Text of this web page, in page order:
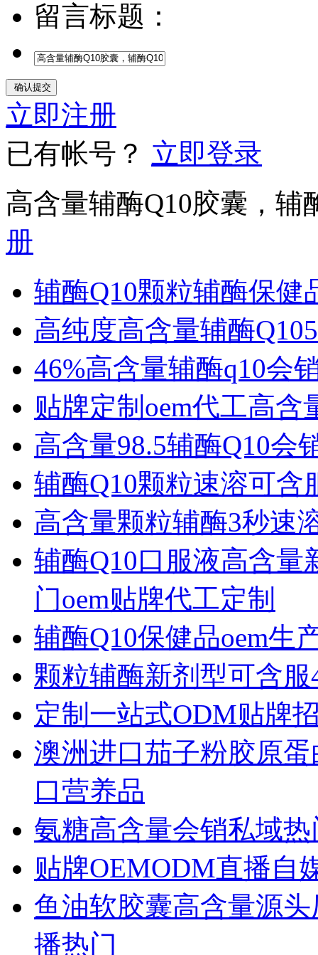
留言标题：
立即注册
已有帐号？ 立即登录
高含量辅酶Q10胶囊，辅
册
辅酶Q10颗粒辅酶保健
高纯度高含量辅酶
46%高含量辅酶q10会
贴牌定制oem代工高含
高含量98.5辅酶Q10会
辅酶Q10颗粒速溶可
高含量颗粒辅酶3秒速
辅酶Q10口服液高含
门oem贴牌代工定制
辅酶Q10保健品oem生
颗粒辅酶新剂型可含
定制一站式ODM贴牌
澳洲进口茄子粉胶原
口营养品
氨糖高含量会销私域
贴牌OEMODM直播自
鱼油软胶囊高含量源
播热门